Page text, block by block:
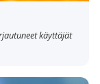
käyttäjät